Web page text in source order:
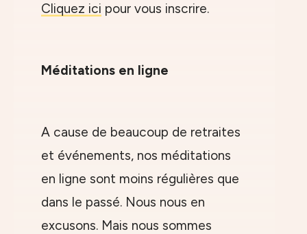
Cliquez ici pour vous inscrire.
Méditations en ligne
A cause de beaucoup de retraites
et événements, nos méditations
en ligne sont moins régulières que
dans le passé. Nous nous en
excusons. Mais nous sommes